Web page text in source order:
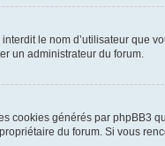
le nom d’utilisateur que
un administrateur du forum.
cookies générés par
du forum. Si vous